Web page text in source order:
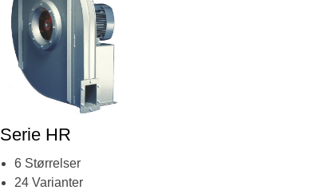
Serie HR
6 Størrelser
24 Varianter